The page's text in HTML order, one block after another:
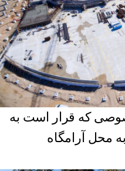
که قرار است به
محل آرامگاه‌